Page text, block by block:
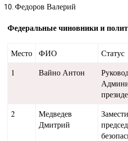
Федоров Валерий
Федеральные чиновники и
Место ФИО Статус
1
Вайно Антон
2
Медведев
Дмитрий